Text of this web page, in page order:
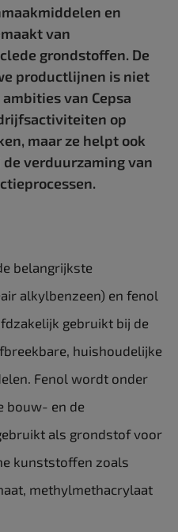
en
van
grondstoffen. De
productlijnen is niet
van Cepsa
op
maar ze helpt ook
verduurzaming van
belangrijkste
alkylbenzeen) en fenol
gebruikt bij de
huishoudelijke
Fenol wordt onder
bouw- en de
als grondstof voor
kunststoffen zoals
methylmethacrylaat